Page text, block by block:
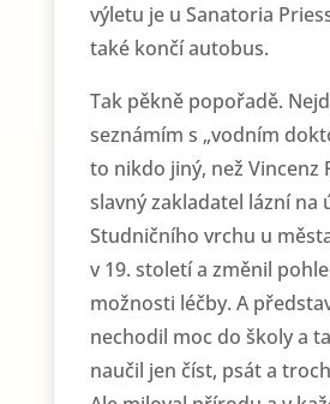
výletu je u Sanatoria
také končí autobus.
Tak pěkně popořadě.
seznámím s „vodním
to nikdo jiný, než Vincenz
slavný zakladatel lázní na
Studničního vrchu u
v 19. století a změnil
možnosti léčby. A
nechodil moc do školy a
naučil jen číst, psát a